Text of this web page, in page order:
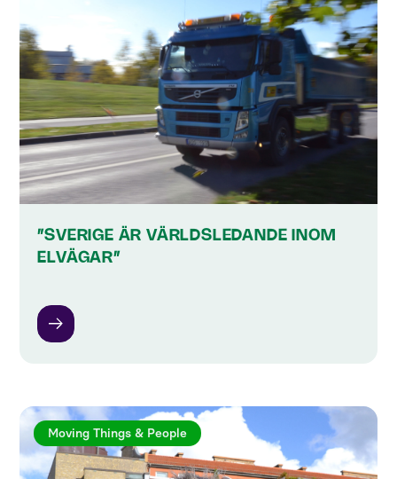
”SVERIGE ÄR VÄRLDSLEDANDE INOM
ELVÄGAR”
Moving Things & People